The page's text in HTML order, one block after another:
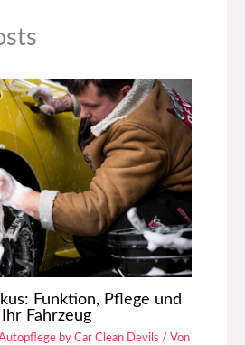
Funktion, Pflege und
Fahrzeug
by Car Clean Devils / Von